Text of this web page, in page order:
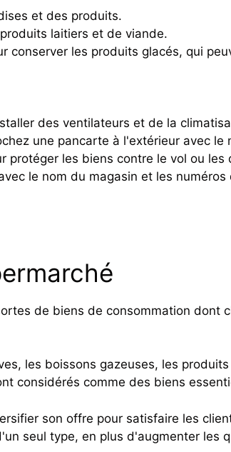
et des produits.
laitiers et de viande.
conserver les produits glacés, qui
des ventilateurs et de la
une pancarte à l'extérieur avec le
protéger les biens contre le vol ou les
le nom du magasin et les
de biens de consommation dont
les boissons gazeuses, les
considérés comme des biens
son offre pour satisfaire les
seul type, en plus d'augmenter les